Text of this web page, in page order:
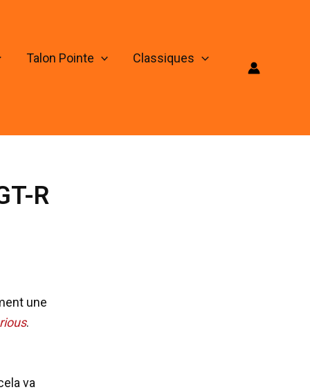
Talon Pointe Classiques
R
une
.
va